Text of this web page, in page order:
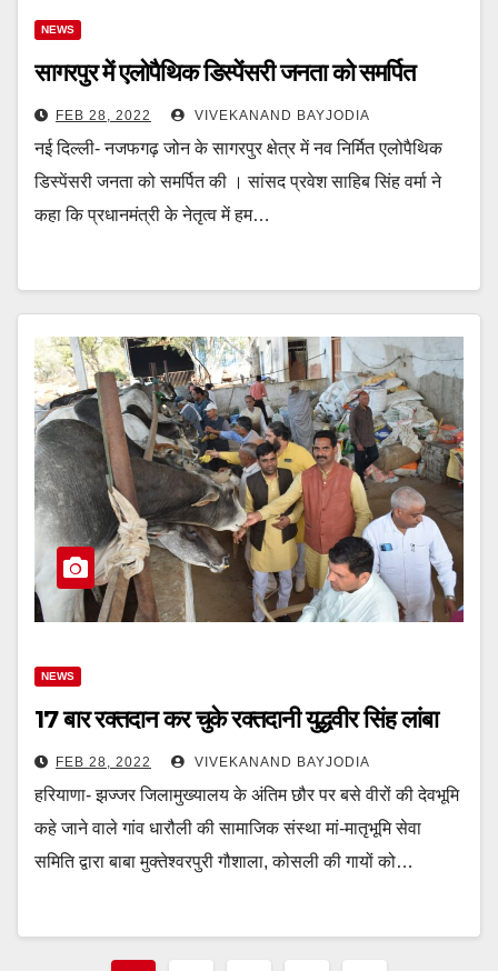
NEWS
सागरपुर में एलोपैथिक डिस्पेंसरी जनता को समर्पित
FEB 28, 2022 VIVEKANAND BAYJODIA
नई दिल्ली- नजफगढ़ जोन के सागरपुर क्षेत्र में नव निर्मित एलोपैथिक
डिस्पेंसरी जनता को समर्पित की । सांसद प्रवेश साहिब सिंह वर्मा ने
कहा कि प्रधानमंत्री के नेतृत्व में हम…
NEWS
17 बार रक्तदान कर चुके रक्तदानी युद्धवीर सिंह लांबा
FEB 28, 2022 VIVEKANAND BAYJODIA
हरियाणा- झज्जर जिलामुख्यालय के अंतिम छौर पर बसे वीरों की देवभूमि
कहे जाने वाले गांव धारौली की सामाजिक संस्था मां-मातृभूमि सेवा
समिति द्वारा बाबा मुक्तेश्वरपुरी गौशाला, कोसली की गायों को…